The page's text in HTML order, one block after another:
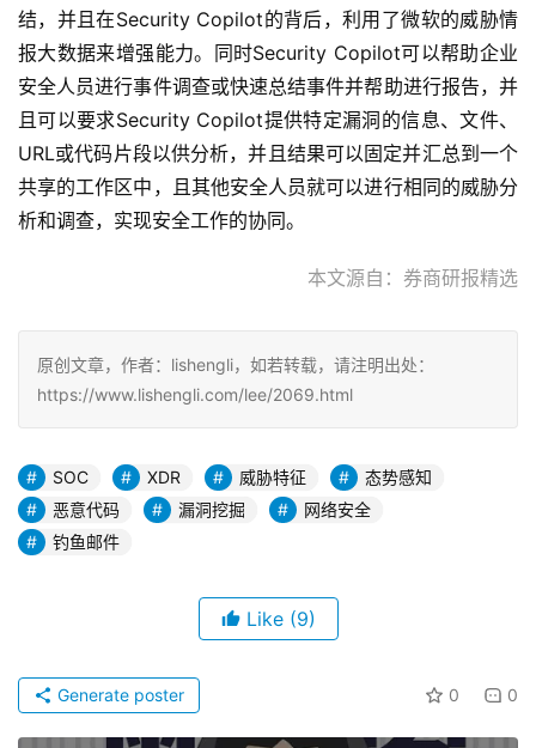
结，并且在Security Copilot的背后，利用了微软的威胁情
报大数据来增强能力。同时Security Copilot可以帮助企业
安全人员进行事件调查或快速总结事件并帮助进行报告，并
且可以要求Security Copilot提供特定漏洞的信息、文件、
URL或代码片段以供分析，并且结果可以固定并汇总到一个
共享的工作区中，且其他安全人员就可以进行相同的威胁分
析和调查，实现安全工作的协同。
本文源自：券商研报精选
原创文章，作者：lishengli，如若转载，请注明出处：
https://www.lishengli.com/lee/2069.html
SOC XDR 威胁特征
态势感知
恶意代码
漏洞挖掘
网络安全
钓鱼邮件
Like (9)
0 0
Generate poster